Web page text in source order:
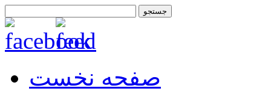
صفحه نخست